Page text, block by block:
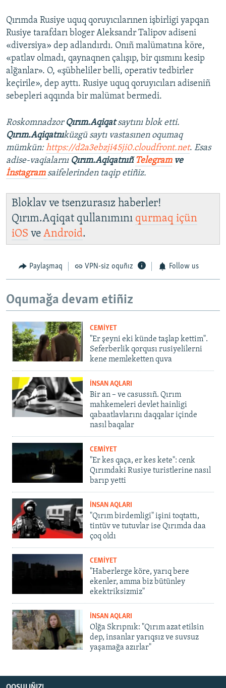
Qırımda Rusiye uquq qoruyıcılarınen işbirligi yapqan
Rusiye tarafdarı bloger Aleksandr Talipov adiseni
«diversiya» dep adlandırdı. Onıñ malümatına köre,
«patlav olmadı, qaynaqnen çalışıp, bir qısmını kesip
alğanlar». O, «şübheliler belli, operativ tedbirler
keçirile», dep ayttı. Rusiye uquq qoruyıcıları adiseniñ
sebepleri aqqında bir malümat bermedi.
Roskomnadzor Qırım.Aqiqatsaytını blok etti.
Qırım.Aqiqatnıküzgü saytı vastasınen oqumaq
mümkün:https://d2a3ebzji45ji0.cloudfront.net. Esas
adise-vaqialarnı Qırım.Aqiqatnıñ Telegramve
İnstagram saifelerinden taqip etiñiz.
Bloklav ve tsenzurasız haberler!
Qırım.Aqiqat qullanımını qurmaq içün
iOS ve Android.
Paylaşmaq VPN-siz oquñız Follow us
Oqumağa devam etiñiz
CEMİYET
"Er şeyni eki künde taşlap kettim".
Seferberlik qorqusı rusiyelilerni
kene memleketten quva
İNSAN AQLARI
Bir an – ve casussıñ. Qırım
mahkemeleri devlet hainligi
qabaatlavlarını daqqalar içinde
nasıl baqalar
CEMİYET
"Er kes qaça, er kes kete": cenk
Qırımdaki Rusiye turistlerine nasıl
barıp yetti
İNSAN AQLARI
"Qırım birdemligi" işini toqtattı,
tintüv ve tutuvlar ise Qırımda daa
çoq oldı
CEMİYET
"Haberlerge köre, yarıq bere
ekenler, amma biz bütünley
ekektriksizmiz"
İNSAN AQLARI
Olğa Skrıpnık: "Qırım azat etilsin
dep, insanlar yarıqsız ve suvsuz
yaşamağa azırlar"